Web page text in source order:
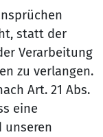
statt der
Verarbeitung
zu verlangen.
Art. 21 Abs.
eine
unseren